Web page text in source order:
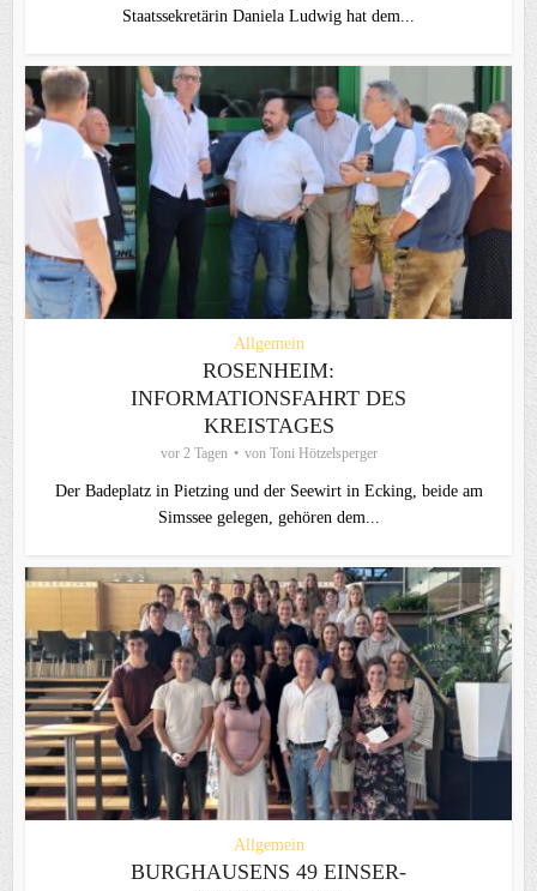
Staatssekretärin Daniela Ludwig hat dem...
Allgemein
ROSENHEIM:
INFORMATIONSFAHRT DES
KREISTAGES
vor 2 Tagen von Toni Hötzelsperger
Der Badeplatz in Pietzing und der Seewirt in Ecking, beide am
Simssee gelegen, gehören dem...
Allgemein
BURGHAUSENS 49 EINSER-